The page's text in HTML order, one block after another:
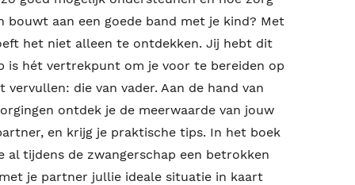
bouwt aan een goede band met je kind? Met
het niet alleen te ontdekken. Jij hebt dit
is hét vertrekpunt om je voor te bereiden op
die van vader. Aan de hand van
ontdek je de meerwaarde van jouw
en krijg je praktische tips. In het boek
al tijdens de zwangerschap een betrokken
je partner jullie ideale situatie in kaart